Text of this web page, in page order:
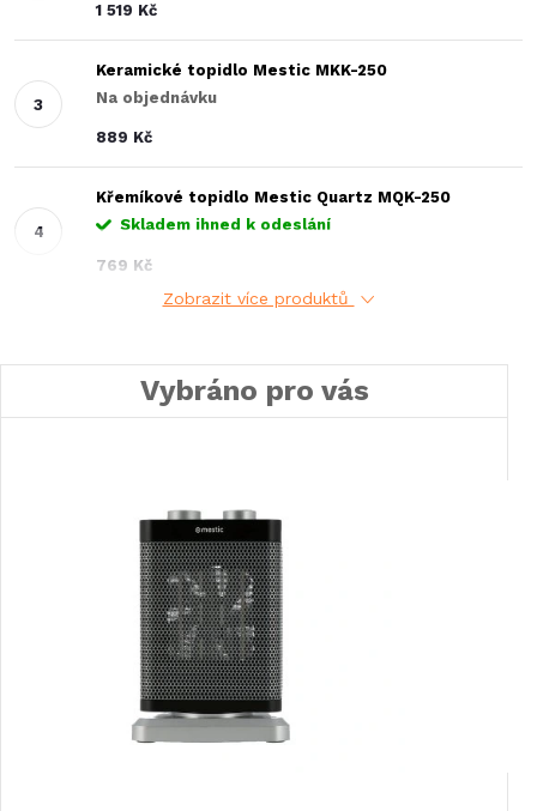
1 519 Kč
Keramické topidlo Mestic MKK-250
Na objednávku
889 Kč
Křemíkové topidlo Mestic Quartz MQK-250
Skladem ihned k odeslání
769 Kč
Zobrazit více produktů
Vybráno pro vás